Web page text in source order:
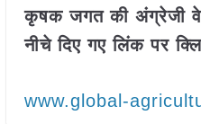
कृषक जगत की अंग्रेजी
नीचे दिए गए लिंक पर
www.global-